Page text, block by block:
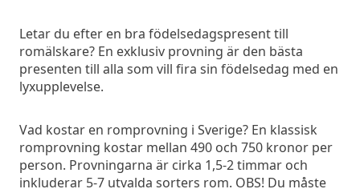
Letar du efter en bra födelsedagspresent till
romälskare? En exklusiv provning är den bästa
presenten till alla som vill fira sin födelsedag med en
lyxupplevelse.
Vad kostar en romprovning i Sverige? En klassisk
romprovning kostar mellan 490 och 750 kronor per
person. Provningarna är cirka 1,5-2 timmar och
inkluderar 5-7 utvalda sorters rom. OBS! Du måste